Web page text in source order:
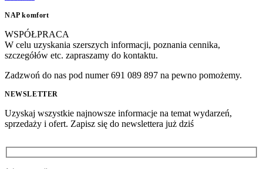
NAP komfort
WSPÓŁPRACA
W celu uzyskania szerszych informacji, poznania cennika,
szczegółów etc. zapraszamy do kontaktu.
Zadzwoń do nas pod numer 691 089 897 na pewno pomożemy.
NEWSLETTER
Uzyskaj wszystkie najnowsze informacje na temat wydarzeń,
sprzedaży i ofert. Zapisz się do newslettera już dziś